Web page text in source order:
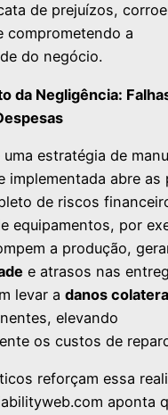
de prejuízos,
comprometendo a
do negócio.
da Negligência:
uma estratégia de
implementada abre as
de riscos
equipamentos, por
a produção,
e atrasos nas
levar a danos
elevando
os custos de
reforçam essa
aponta